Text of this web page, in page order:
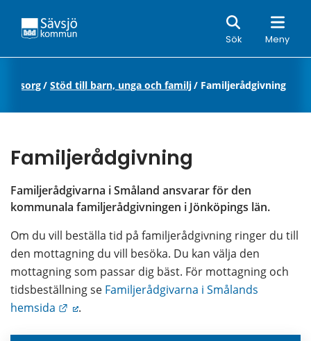
Sök Meny
Sök
omsorg/ Stöd till barn, unga och familj/ Familjerådgivning
Familjerådgivning
Familjerådgivarna i Småland ansvarar för den
kommunala familjerådgivningen i Jönköpings län.
Om du vill beställa tid på familjerådgivning ringer du till
den mottagning du vill besöka. Du kan välja den
mottagning som passar dig bäst. För mottagning och
tidsbeställning se Familjerådgivarna i Smålands
hemsida
Länk till annan webbplats.
.